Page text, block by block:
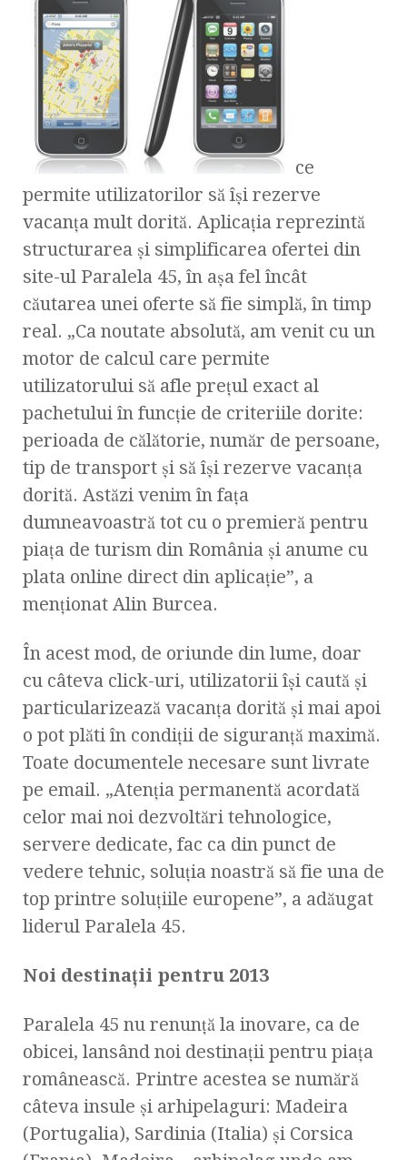
ce
permite utilizatorilor să îşi rezerve
vacanţa mult dorită. Aplicaţia reprezintă
structurarea şi simplificarea ofertei din
site-ul Paralela 45, în aşa fel încât
căutarea unei oferte să fie simplă, în timp
real. „Ca noutate absolută, am venit cu un
motor de calcul care permite
utilizatorului să afle preţul exact al
pachetului în funcţie de criteriile dorite:
perioada de călătorie, număr de persoane,
tip de transport şi să îşi rezerve vacanţa
dorită. Astăzi venim în faţa
dumneavoastră tot cu o premieră pentru
piaţa de turism din România şi anume cu
plata online direct din aplicaţie”, a
menţionat Alin Burcea.
În acest mod, de oriunde din lume, doar
cu câteva click-uri, utilizatorii îşi caută şi
particularizează vacanţa dorită şi mai apoi
o pot plăti în condiţii de siguranţă maximă.
Toate documentele necesare sunt livrate
pe email. „Atenţia permanentă acordată
celor mai noi dezvoltări tehnologice,
servere dedicate, fac ca din punct de
vedere tehnic, soluţia noastră să fie una de
top printre soluţiile europene”, a adăugat
liderul Paralela 45.
Noi destinaţii pentru 2013
Paralela 45 nu renunţă la inovare, ca de
obicei, lansând noi destinaţii pentru piaţa
românească. Printre acestea se numără
câteva insule şi arhipelaguri: Madeira
(Portugalia), Sardinia (Italia) şi Corsica